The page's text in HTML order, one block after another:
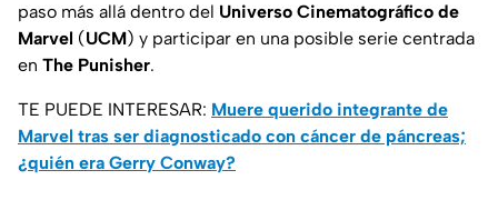
paso más allá dentro del Universo Cinematográfico de
Marvel (UCM) y participar en una posible serie centrada
en The Punisher.
TE PUEDE INTERESAR: Muere querido integrante de
Marvel tras ser diagnosticado con cáncer de páncreas;
¿quién era Gerry Conway?